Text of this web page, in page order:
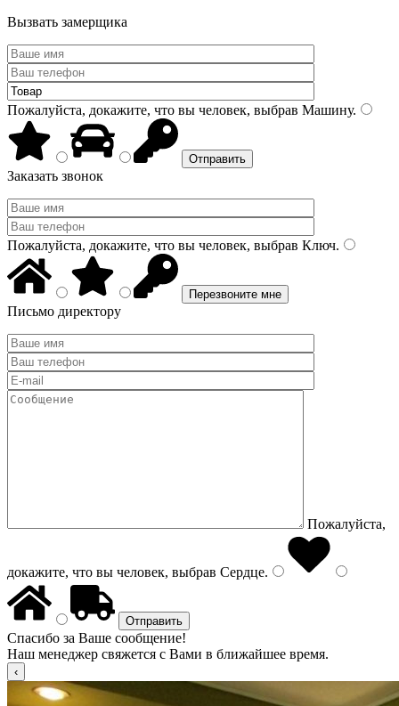
Вызвать замерщика
Пожалуйста, докажите, что вы человек, выбрав Машину.
Заказать звонок
Пожалуйста, докажите, что вы человек, выбрав Ключ.
Письмо директору
Пожалуйста,
докажите, что вы человек, выбрав Сердце.
Спасибо за Ваше сообщение!
Наш менеджер свяжется с Вами в ближайшее время.